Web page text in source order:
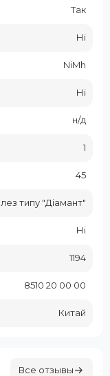
Так
Ні
NiMh
Ні
н/д
1
45
типу "Діамант"
Ні
1194
8510 20 00 00
Китай
Все отзывы